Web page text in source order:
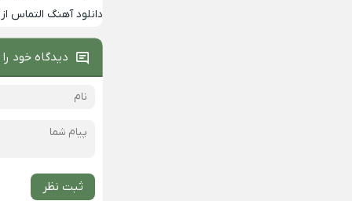
دانلود آهنگ التماس
دیدگاه خود
ثبت نظر